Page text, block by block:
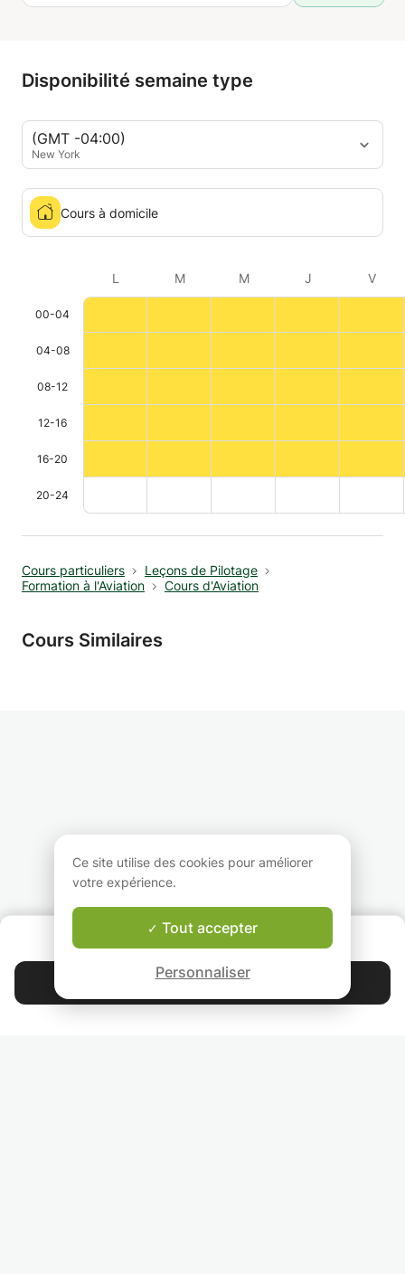
Disponibilité semaine type
(GMT -04:00)
New York
Cours à domicile
L M M J V
00-04
04-08
08-12
12-16
16-20
20-24
Cours particuliers
Leçons de Pilotage
Formation à l'Aviation
Cours d'Aviation
Cours Similaires
Garantie Le-Bon-Prof
Contacter Jérémie
4.9 44 392
Ce site utilise des cookies pour améliorer
votre expérience.
Tout accepter
Personnaliser